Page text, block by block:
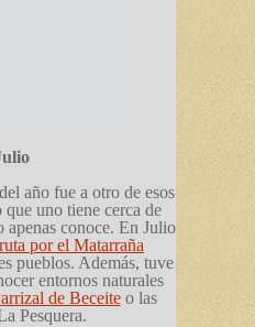
año fue a otro de esos
uno tiene cerca de
apenas conoce. En Julio
ruta por el Matarraña
pueblos. Además, tuve
entornos naturales
de Beceiteo las
Pesquera.